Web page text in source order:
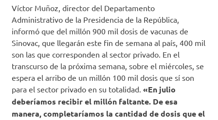
Víctor Muñoz, director del Departamento
Administrativo de la Presidencia de la República,
informó que del millón 900 mil dosis de vacunas de
Sinovac, que llegarán este fin de semana al país, 400 mil
son las que corresponden al sector privado. En el
transcurso de la próxima semana, sobre el miércoles, se
espera el arribo de un millón 100 mil dosis que sí son
para el sector privado en su totalidad. «En julio
deberíamos recibir el millón faltante. De esa
manera, completaríamos la cantidad de dosis que el